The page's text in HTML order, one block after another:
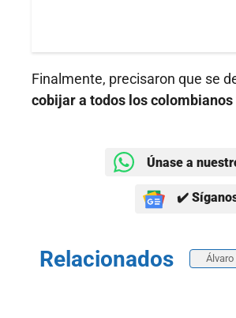
Finalmente, precisaron que se
cobijar a todos los
Únase a
✔️
Relacionados Álvaro